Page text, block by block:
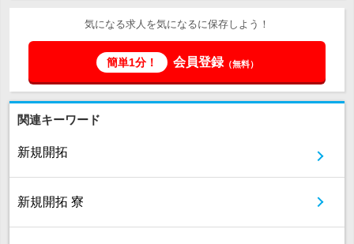
気になる求人を気になるに保存しよう！
簡単1分！ 会員登録（無料）
関連キーワード
新規開拓
新規開拓 寮